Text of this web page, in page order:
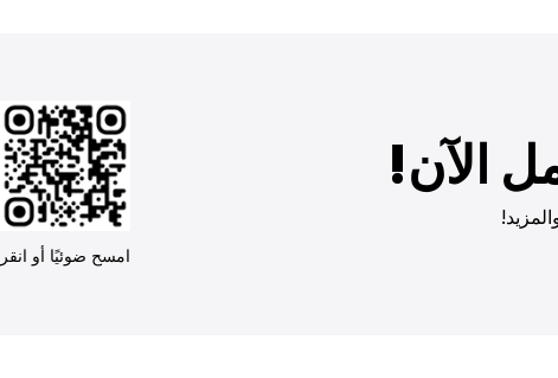
الآن!
امسح ضوئيًا أو